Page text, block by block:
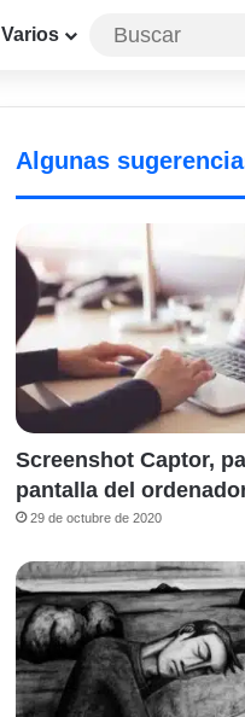
Varios
Algunas
Screenshot Captor,
pantalla del
29 de octubre de 2020